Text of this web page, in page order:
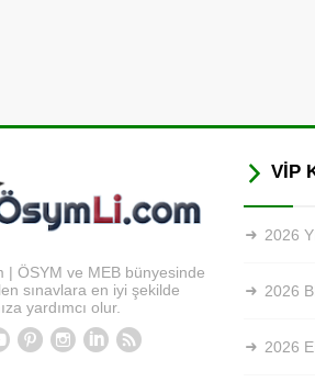
| ÖSYM ve MEB bünyesinde
sınavlara en iyi şekilde
yardımcı olur.
VİP
2026
2026
2026